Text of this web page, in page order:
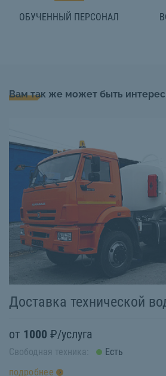
ОБУЧЕННЫЙ ПЕРСОНАЛ
Вам так же может быть
Доставка технической
от 1000 ₽/услуга
Свободная техника:
Есть
подробнее